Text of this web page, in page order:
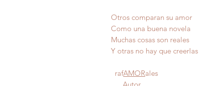
Otros comparan su amor
Como una buena novela
Muchas cosas son
Y otras no hay que
rafAMORales